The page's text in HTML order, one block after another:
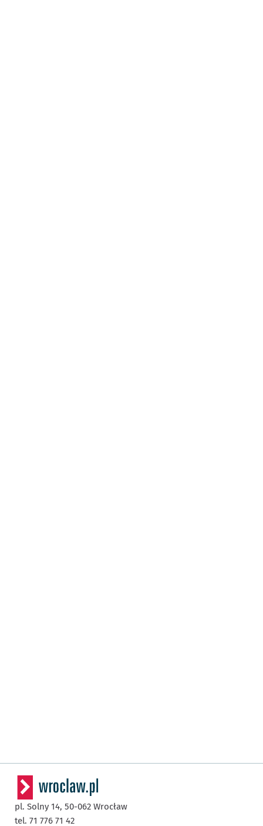
pl. Solny 14, 50-062 Wrocław
tel. 71 776 71 42